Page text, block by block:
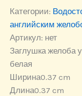
Категории:
английским
Артикул: нет
Заглушка желоба
белая
Ширина0.37 cm
Длина0.37 cm